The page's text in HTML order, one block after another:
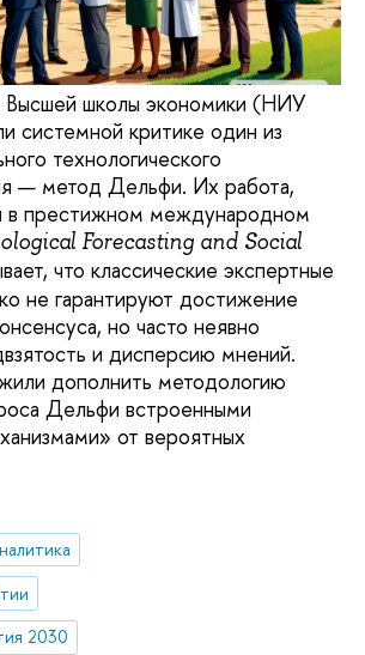
Высшей школы экономики (НИУ
системной критике один из
технологического
— метод Дельфи. Их работа,
в престижном международном
Forecasting and Social
что классические экспертные
не гарантируют достижение
но часто неявно
и дисперсию мнений.
дополнить методологию
Дельфи встроенными
от вероятных
2030